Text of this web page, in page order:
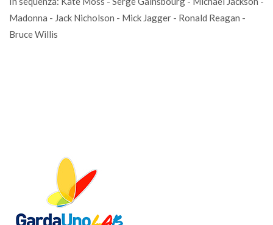
Madonna - Jack Nicholson - Mick Jagger - Ronald Reagan -
Bruce Willis